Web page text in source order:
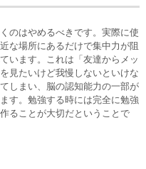
のはやめるべきです。実際に使
な場所にあるだけで集中力が阻
います。これは「友達からメッ
見たいけど我慢しないといけな
しまい、脳の認知能力の一部が
す。勉強する時には完全に勉強
ることが大切だということで